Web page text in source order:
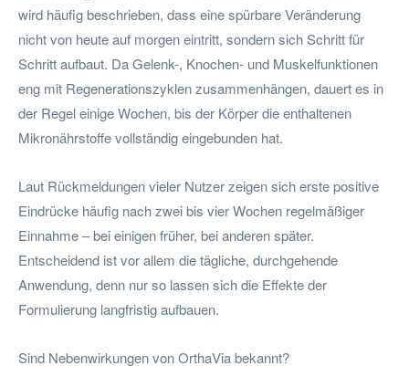
wird häufig beschrieben, dass eine spürbare Veränderung
nicht von heute auf morgen eintritt, sondern sich Schritt für
Schritt aufbaut. Da Gelenk-, Knochen- und Muskelfunktionen
eng mit Regenerationszyklen zusammenhängen, dauert es in
der Regel einige Wochen, bis der Körper die enthaltenen
Mikronährstoffe vollständig eingebunden hat.
Laut Rückmeldungen vieler Nutzer zeigen sich erste positive
Eindrücke häufig nach zwei bis vier Wochen regelmäßiger
Einnahme – bei einigen früher, bei anderen später.
Entscheidend ist vor allem die tägliche, durchgehende
Anwendung, denn nur so lassen sich die Effekte der
Formulierung langfristig aufbauen.
Sind Nebenwirkungen von OrthaVia bekannt?